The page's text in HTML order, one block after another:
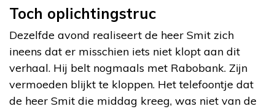
Toch oplichtingstruc
Dezelfde avond realiseert de heer Smit zich
ineens dat er misschien iets niet klopt aan dit
verhaal. Hij belt nogmaals met Rabobank. Zijn
vermoeden blijkt te kloppen. Het telefoontje dat
de heer Smit die middag kreeg, was niet van de